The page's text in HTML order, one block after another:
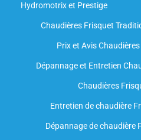
Hydromotrix et Prestige
Chaudières Frisquet
Prix et Avis
Dépannage et Entretien
Chaudières
Entretien de chaudière
Dépannage de chaudière